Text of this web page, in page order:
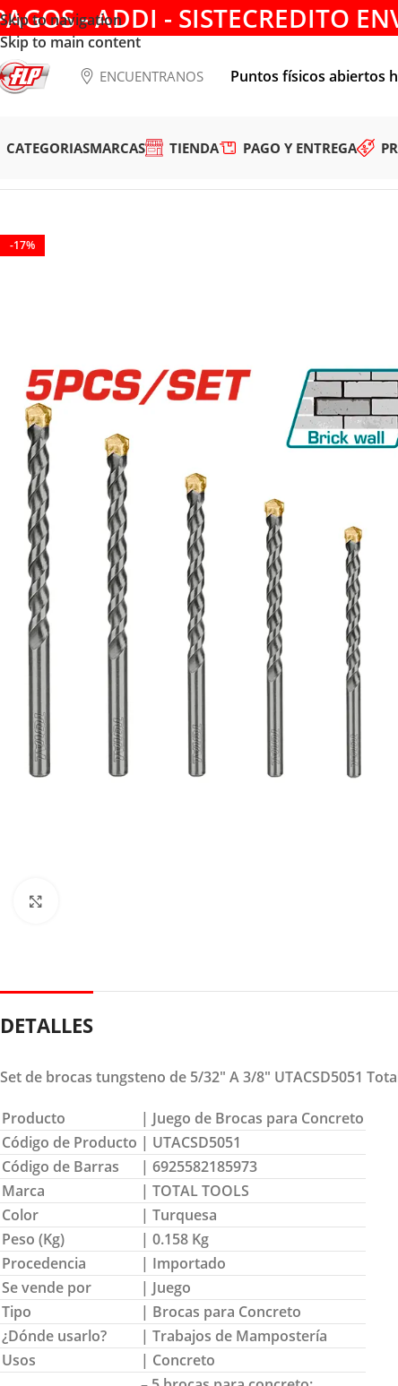
Skip to navigation
Skip to main content
- ADDI - SISTECREDITO
ENCUENTRANOS Puntos físicos abiertos
CATEGORIASMARCAS TIENDA PAGO Y ENTREGA
-17%
DETALLES
Set de brocas tungsteno de 5/32″ A 3/8″ UTACSD5051
Producto
| Juego de Brocas para Concreto
Código de Producto | UTACSD5051
Código de Barras
| 6925582185973
Marca
| TOTAL TOOLS
Color
| Turquesa
Peso (Kg)
| 0.158 Kg
Procedencia
| Importado
Se vende por
| Juego
Tipo
| Brocas para Concreto
¿Dónde usarlo?
| Trabajos de Mampostería
Usos
| Concreto